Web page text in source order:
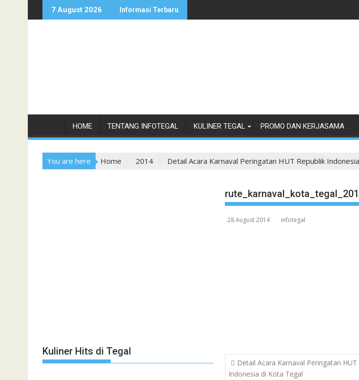
to
7 August 2026 Informasi Terbaru
HOME TENTANG INFOTEGAL KULINER TEGAL PROMO DAN KERJASAMA
You are here Home 2014 Detail Acara Karnaval Peringatan HUT Republik
28 August 2014 infotegal
Post
navigation
Detail Acara Karnaval Peringatan HUT
Indonesia di Kota Tegal
Kuliner Hits di Tegal